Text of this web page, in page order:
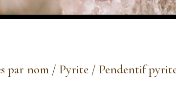
par nom / Pyrite / Pendentif